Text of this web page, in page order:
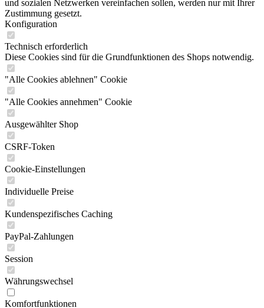
und sozialen Netzwerken vereinfachen sollen, werden nur mit Ihrer
Zustimmung gesetzt.
Konfiguration
Technisch erforderlich
Diese Cookies sind für die Grundfunktionen des Shops notwendig.
"Alle Cookies ablehnen" Cookie
"Alle Cookies annehmen" Cookie
Ausgewählter Shop
CSRF-Token
Cookie-Einstellungen
Individuelle Preise
Kundenspezifisches Caching
PayPal-Zahlungen
Session
Währungswechsel
Komfortfunktionen